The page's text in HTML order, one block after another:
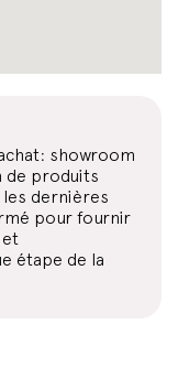
showroom
de produits
les dernières
pour fournir
et
étape de la